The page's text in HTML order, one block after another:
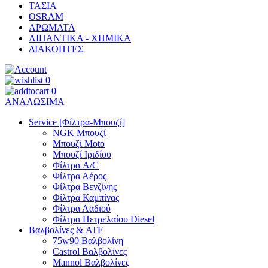
ΤΑΣΙΑ
OSRAM
ΑΡΩΜΑΤΑ
ΛΙΠΑΝΤΙΚΑ - ΧΗΜΙΚΑ
ΔΙΑΚΟΠΤΕΣ
0
0
ΑΝΑΛΩΣΙΜΑ
Service [Φίλτρα-Μπουζί]
NGK Μπουζί
Μπουζί Moto
Μπουζί Ιριδίου
Φίλτρα A/C
Φίλτρα Αέρος
Φίλτρα Βενζίνης
Φίλτρα Καμπίνας
Φίλτρα Λαδιού
Φίλτρα Πετρελαίου Diesel
Βαλβολίνες & ATF
75w90 Βαλβολίνη
Castrol Βαλβολίνες
Mannol Βαλβολίνες